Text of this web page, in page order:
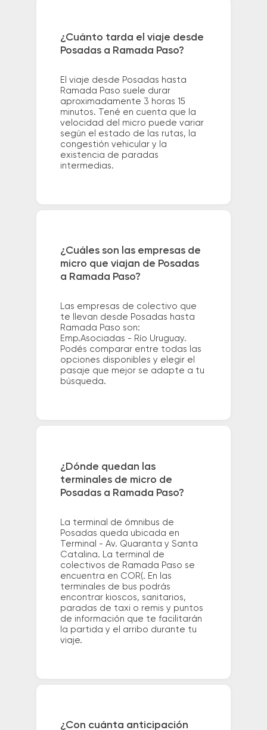
¿Cuánto tarda el viaje desde
Posadas a Ramada Paso?
El viaje desde Posadas hasta
Ramada Paso suele durar
aproximadamente 3 horas 15
minutos. Tené en cuenta que la
velocidad del micro puede variar
según el estado de las rutas, la
congestión vehicular y la
existencia de paradas
intermedias.
¿Cuáles son las empresas de
micro que viajan de Posadas
a Ramada Paso?
Las empresas de colectivo que
te llevan desde Posadas hasta
Ramada Paso son:
Emp.Asociadas - Río Uruguay.
Podés comparar entre todas las
opciones disponibles y elegir el
pasaje que mejor se adapte a tu
búsqueda.
¿Dónde quedan las
terminales de micro de
Posadas a Ramada Paso?
La terminal de ómnibus de
Posadas queda ubicada en
Terminal - Av. Quaranta y Santa
Catalina. La terminal de
colectivos de Ramada Paso se
encuentra en COR(. En las
terminales de bus podrás
encontrar kioscos, sanitarios,
paradas de taxi o remis y puntos
de información que te facilitarán
la partida y el arribo durante tu
viaje.
¿Con cuánta anticipación